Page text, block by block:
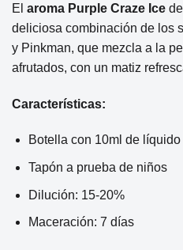
El aroma Purple Craze Ice de
deliciosa combinación de los
y Pinkman, que mezcla a la
afrutados, con un matiz
Características:
Botella con 10ml de líquido
Tapón a prueba de niños
Dilución: 15-20%
Maceración: 7 días